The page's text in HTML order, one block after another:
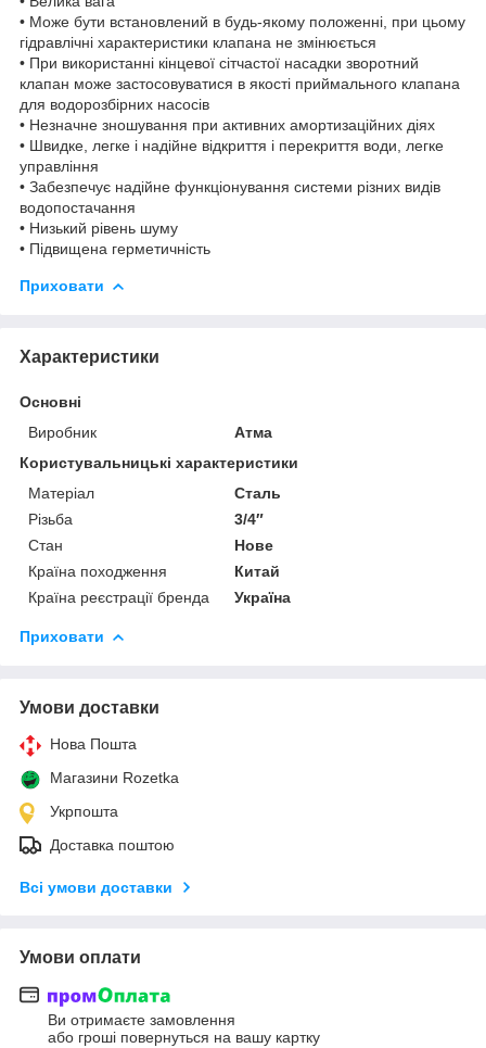
• Може бути встановлений в будь-якому положенні, при цьому
гідравлічні характеристики клапана не змінюється
• При використанні кінцевої сітчастої насадки зворотний
клапан може застосовуватися в якості приймального клапана
для водорозбірних насосів
• Незначне зношування при активних амортизаційних діях
• Швидке, легке і надійне відкриття і перекриття води, легке
управління
• Забезпечує надійне функціонування системи різних видів
водопостачання
• Низький рівень шуму
• Підвищена герметичність
Приховати
Характеристики
Основні
Виробник
Атма
Користувальницькі характеристики
Матеріал
Сталь
Різьба
3/4″
Стан
Нове
Країна походження
Китай
Країна реєстрації бренда
Україна
Приховати
Умови доставки
Нова Пошта
Магазини Rozetka
Укрпошта
Доставка поштою
Всі умови доставки
Умови оплати
Ви отримаєте замовлення
або гроші повернуться на вашу картку